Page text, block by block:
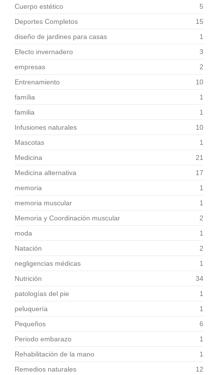
Cuerpo estético
5
Deportes Completos
15
diseño de jardines para casas
1
Efecto invernadero
3
empresas
2
Entrenamiento
10
família
1
familia
1
Infusiones naturales
10
Mascotas
1
Medicina
21
Medicina alternativa
17
memoria
1
memoria muscular
1
Memoria y Coordinación muscular
2
moda
1
Natación
2
negligencias médicas
1
Nutrición
34
patologías del pie
1
peluquería
1
Pequeños
6
Periodo embarazo
1
Rehabilitación de la mano
1
Remedios naturales
12